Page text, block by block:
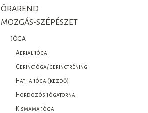
ÓRAREND
MOZGÁS-SZÉPÉSZET
JÓGA
Aerial jóga
Gerincjóga/gerinctréning
Hatha jóga (kezdő)
Hordozós jógatorna
Kismama jóga